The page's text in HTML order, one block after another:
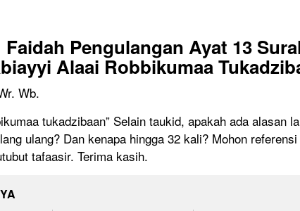
Pengulangan Ayat 13
Alaai Robbikumaa
Wb.
tukadzibaan” Selain taukid, apakah ada alasan
ulang? Dan kenapa hingga 32 kali? Mohon
tafaasir. Terima kasih.